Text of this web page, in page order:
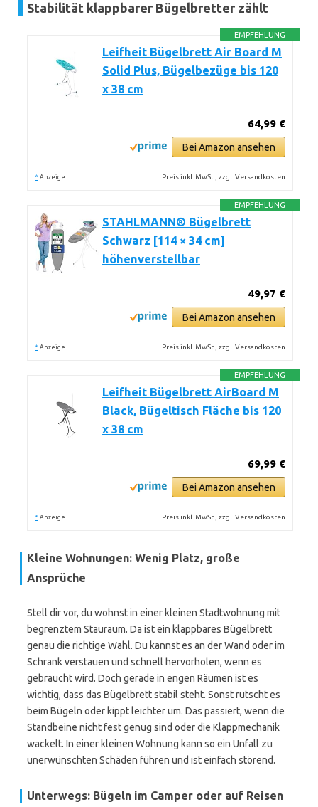
Stabilität klappbarer Bügelbretter zählt
EMPFEHLUNG
Leifheit Bügelbrett Air Board M
Solid Plus, Bügelbezüge bis 120
x 38 cm
64,99 €
Bei Amazon ansehen
* Anzeige Preis inkl. MwSt., zzgl. Versandkosten
EMPFEHLUNG
STAHLMANN® Bügelbrett
Schwarz [114 × 34 cm]
höhenverstellbar
49,97 €
Bei Amazon ansehen
* Anzeige Preis inkl. MwSt., zzgl. Versandkosten
EMPFEHLUNG
Leifheit Bügelbrett AirBoard M
Black, Bügeltisch Fläche bis 120
x 38 cm
69,99 €
Bei Amazon ansehen
* Anzeige Preis inkl. MwSt., zzgl. Versandkosten
Kleine Wohnungen: Wenig Platz, große
Ansprüche
Stell dir vor, du wohnst in einer kleinen Stadtwohnung mit
begrenztem Stauraum. Da ist ein klappbares Bügelbrett
genau die richtige Wahl. Du kannst es an der Wand oder im
Schrank verstauen und schnell hervorholen, wenn es
gebraucht wird. Doch gerade in engen Räumen ist es
wichtig, dass das Bügelbrett stabil steht. Sonst rutscht es
beim Bügeln oder kippt leichter um. Das passiert, wenn die
Standbeine nicht fest genug sind oder die Klappmechanik
wackelt. In einer kleinen Wohnung kann so ein Unfall zu
unerwünschten Schäden führen und ist einfach störend.
Unterwegs: Bügeln im Camper oder auf Reisen